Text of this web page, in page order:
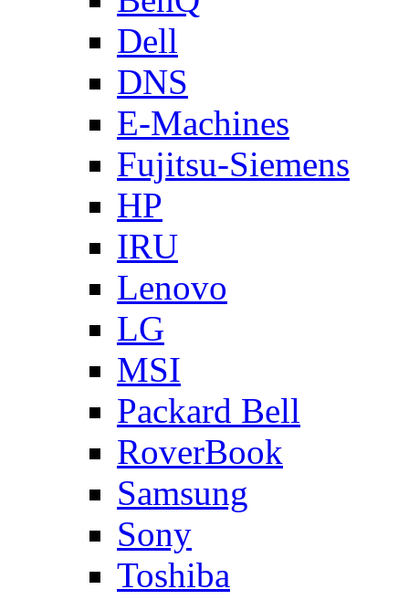
Dell
DNS
E-Machines
Fujitsu-Siemens
HP
IRU
Lenovo
LG
MSI
Packard Bell
RoverBook
Samsung
Sony
Toshiba